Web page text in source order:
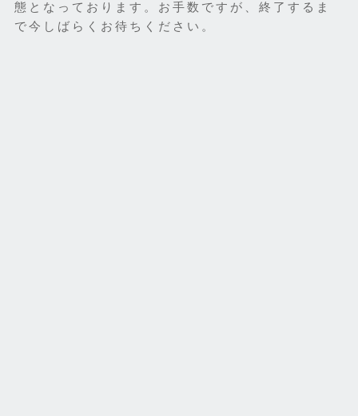
態となっております。お手数ですが、終了するま
で今しばらくお待ちください。